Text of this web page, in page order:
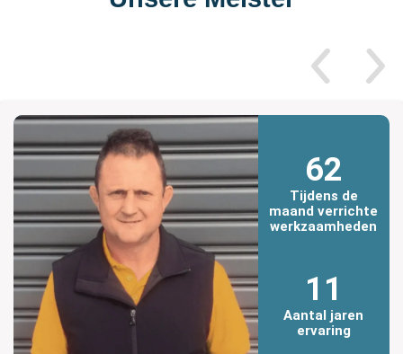
62
Tijdens de
maand verrichte
werkzaamheden
11
Aantal jaren
ervaring